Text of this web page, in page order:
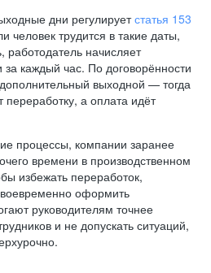
дни регулируетстатья 153
человек трудится в такие даты,
работодатель начисляет
каждый час. По договорённости
выходной — тогда
а оплата идёт
процессы, компании заранее
времени в производственном
избежать переработок,
оформить
руководителям точнее
и не допускать ситуаций,